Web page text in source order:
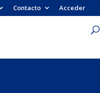
Contacto Acceder